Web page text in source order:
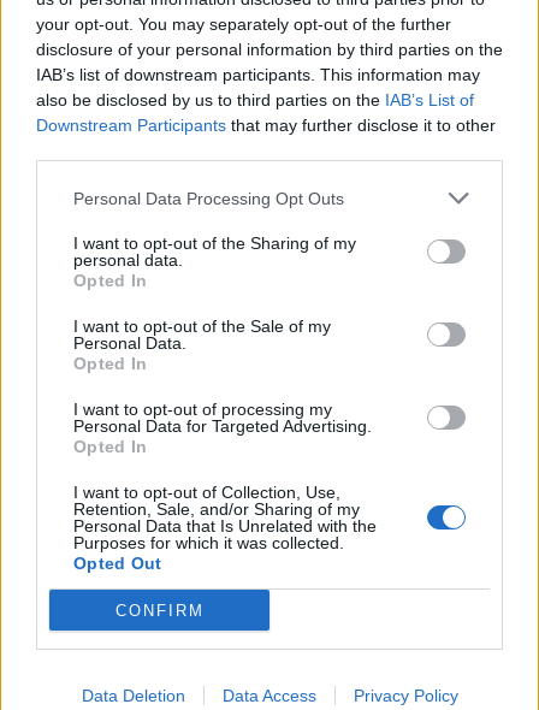
your opt-out. You may separately opt-out of the further
disclosure of your personal information by third parties on the
IAB’s list of downstream participants. This information may
also be disclosed by us to third parties on the IAB’s List of
Downstream Participants that may further disclose it to other
Personal Data Processing Opt Outs
I want to opt-out of the Sharing of my
personal data.
Opted In
I want to opt-out of the Sale of my
Personal Data.
Opted In
I want to opt-out of processing my
Personal Data for Targeted Advertising.
Opted In
I want to opt-out of Collection, Use,
Retention, Sale, and/or Sharing of my
Personal Data that Is Unrelated with the
Purposes for which it was collected.
Opted Out
CONFIRM
Data Deletion Data Access Privacy Policy
στα Κουφονήσια – «Από τότε έχω να πάω
διακοπές»